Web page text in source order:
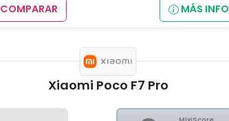
COMPARAR MÁS INFO
Xiaomi Poco F7 Pro